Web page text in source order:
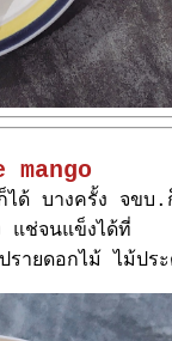
ได้ บางครั้ง จขบ
แช่จนแข็งได้ที่
ายดอกไม้ ไม้ปร